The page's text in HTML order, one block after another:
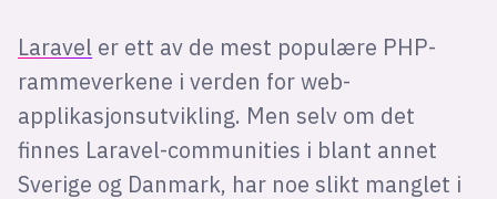
Laravel er ett av de mest populære PHP-
rammeverkene i verden for web-
applikasjonsutvikling. Men selv om det
finnes Laravel-communities i blant annet
Sverige og Danmark, har noe slikt manglet i